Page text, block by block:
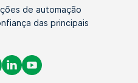
de automação
das principais